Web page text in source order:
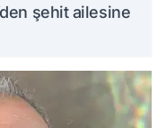
şehit ailesine